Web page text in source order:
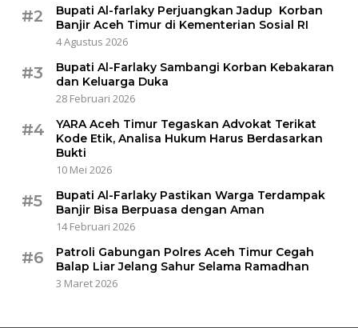
#2
Bupati Al-farlaky Perjuangkan Jadup Korban
Banjir Aceh Timur di Kementerian Sosial RI
4 Agustus 2026
#3
Bupati Al-Farlaky Sambangi Korban Kebakaran
dan Keluarga Duka
28 Februari 2026
#4
YARA Aceh Timur Tegaskan Advokat Terikat
Kode Etik, Analisa Hukum Harus Berdasarkan
Bukti
10 Mei 2026
#5
Bupati Al-Farlaky Pastikan Warga Terdampak
Banjir Bisa Berpuasa dengan Aman
14 Februari 2026
#6
Patroli Gabungan Polres Aceh Timur Cegah
Balap Liar Jelang Sahur Selama Ramadhan
3 Maret 2026